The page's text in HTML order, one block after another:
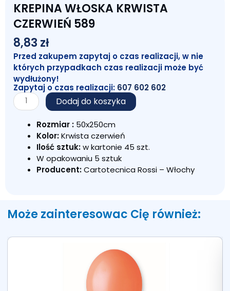
KREPINA WŁOSKA KRWISTA
CZERWIEŃ 589
8,83 zł
Przed zakupem zapytaj o czas realizacji, w nie
których przypadkach czas realizacji może być
wydłużony!
Zapytaj o czas realizacji: 607 602 602
ilość
KREPINA
WŁOSKA
KRWISTA
CZERWIEŃ
Dodaj do koszyka
Rozmiar : 50x250cm
Kolor:Krwista czerwień
Ilość sztuk:w kartonie 45 szt.
W opakowaniu 5 sztuk
Producent:Cartotecnica Rossi – Włochy
Może zainteresowac Cię również: